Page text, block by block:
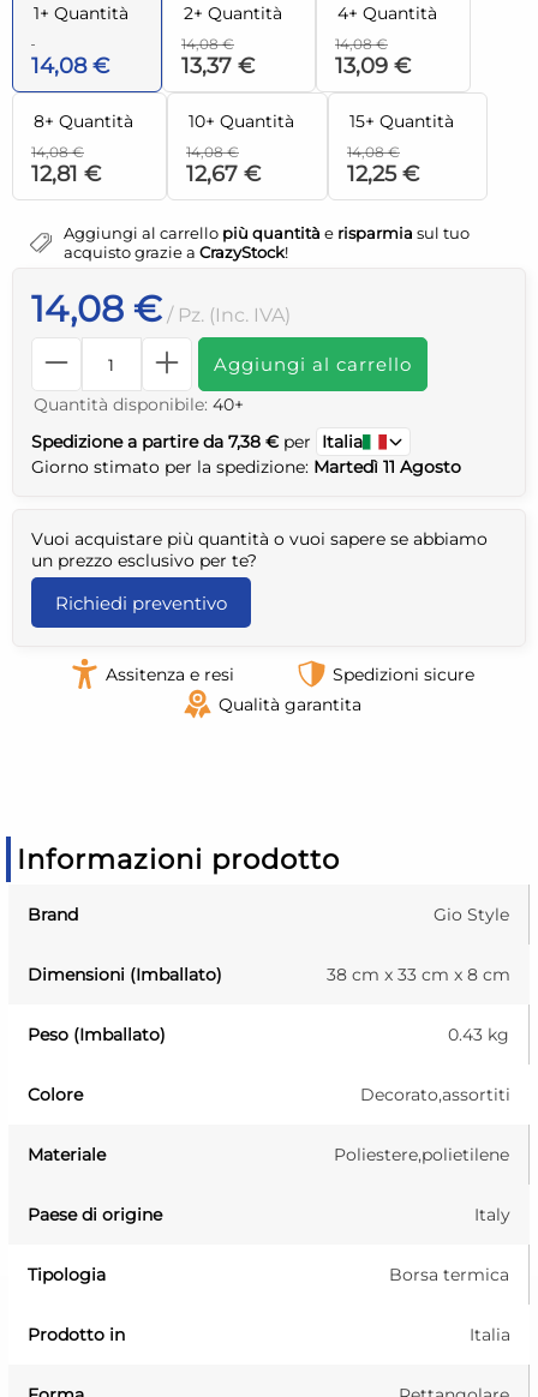
1+ Quantità
14,08 €
2+ Quantità
14,08 €
13,37 €
4+ Quantità
14,08 €
13,09 €
8+ Quantità
14,08 €
12,81 €
10+ Quantità
14,08 €
12,67 €
15+ Quantità
14,08 €
12,25 €
Aggiungi al carrello più quantità e risparmia sul tuo
acquisto grazie a CrazyStock!
14,08 € / Pz. (Inc. IVA)
Aggiungi al carrello
Quantità disponibile: 40+
Spedizione a partire da 7,38 € per
Italia
Giorno stimato per la spedizione: Martedì 11 Agosto
Vuoi acquistare più quantità o vuoi sapere se abbiamo
un prezzo esclusivo per te?
Richiedi preventivo
Assitenza e resi
Spedizioni sicure
Qualità garantita
Informazioni prodotto
Brand Gio Style
Dimensioni (Imballato) 38 cm x 33 cm x 8 cm
Peso (Imballato) 0.43 kg
Colore Decorato,assortiti
Materiale Poliestere,polietilene
Paese di origine Italy
Tipologia Borsa termica
Prodotto in Italia